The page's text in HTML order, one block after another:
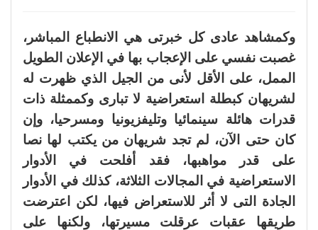
وكمشاهد عادى كل خبرتى هي الانطباع المباشر،
غصبت نفسي على الإعجاب بها في الإعلان الطويل
الممل، على الأقل لأنى من الجيل الذي ظهرت له
لشريهان كبطلة استعراضية لا تبارى وكممثلة ذات
قدرات هائلة سينمائيا وتليفزيونيا ومسرحيا، وإن
كان حتى الآن، لم تجد شريهان من يكتب لها نصا
على قدر مواهبها، فقد أفلحت في الأدوار
الاستعراضية في المجالات الثلاثة، كذلك في الأدوار
الجادة التى لا أثر للاستعراض فيها، لكن اعترضت
طريقها عقبات عرقلت مسيرتها، ولكنها على